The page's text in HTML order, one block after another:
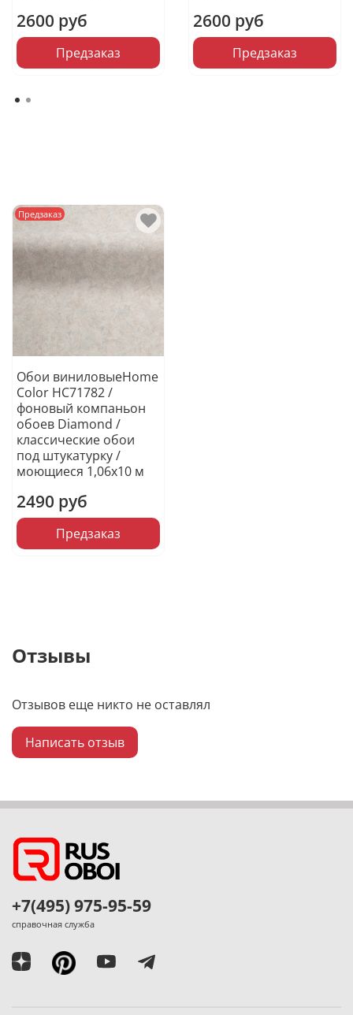
2600 руб
Предзаказ
2600 руб
Предзаказ
Предзаказ
Обои виниловыеHome
Color HC71782 /
фоновый компаньон
обоев Diamond /
классические обои
под штукатурку /
моющиеся 1,06х10 м
2490 руб
Предзаказ
Отзывы
Отзывов еще никто не оставлял
Написать отзыв
+7(495) 975-95-59
справочная служба